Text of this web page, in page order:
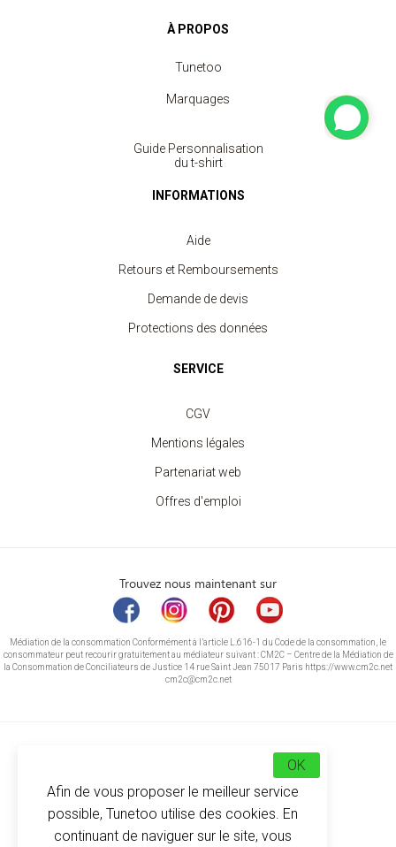
À PROPOS
Tunetoo
Marquages
Guide Personnalisation
du t-shirt
INFORMATIONS
Aide
Retours et Remboursements
Demande de devis
Protections des données
SERVICE
CGV
Mentions légales
Partenariat web
Offres d'emploi
Trouvez nous maintenant sur
Médiation de la consommation Conformément à l’article L.616-1 du Code de la consommation, le
consommateur peut recourir gratuitement au médiateur suivant : CM2C – Centre de la Médiation de
la Consommation de Conciliateurs de Justice 14 rue Saint Jean 75017 Paris https://www.cm2c.net
cm2c@cm2c.net
Afin de vous proposer le meilleur service
possible, Tunetoo utilise des cookies. En
continuant de naviguer sur le site, vous
OK